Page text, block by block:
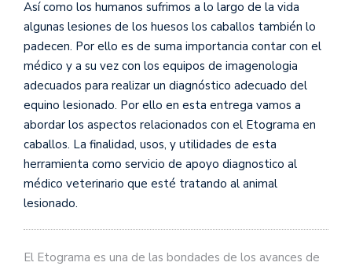
Así como los humanos sufrimos a lo largo de la vida
algunas lesiones de los huesos los caballos también lo
padecen. Por ello es de suma importancia contar con el
médico y a su vez con los equipos de imagenologia
adecuados para realizar un diagnóstico adecuado del
equino lesionado. Por ello en esta entrega vamos a
abordar los aspectos relacionados con el Etograma en
caballos. La finalidad, usos, y utilidades de esta
herramienta como servicio de apoyo diagnostico al
médico veterinario que esté tratando al animal
lesionado.
El Etograma es una de las bondades de los avances de